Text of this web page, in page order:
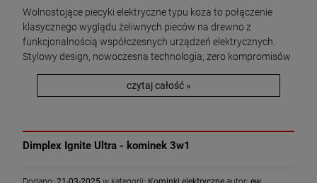
Wolnostojące piecyki elektryczne typu koza to połączenie
klasycznego wyglądu żeliwnych pieców na drewno z
funkcjonalnością współczesnych urządzeń elektrycznych.
Stylowy design, nowoczesna technologia, zero kompromisów
czytaj całość »
Dimplex Ignite Ultra - kominek 3w1